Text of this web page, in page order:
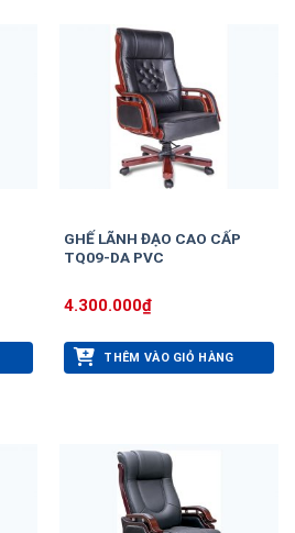
GHẾ LÃNH ĐẠO CAO CẤP
TQ09-DA PVC
4.300.000₫
THÊM VÀO GIỎ HÀNG